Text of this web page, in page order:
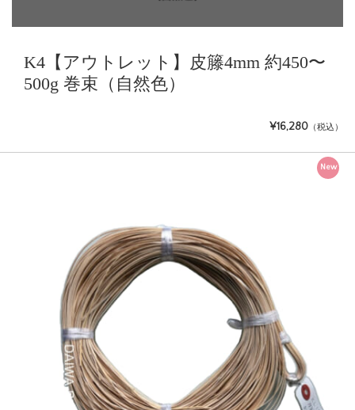
K4【アウトレット】皮籐4mm 約450〜
500g 巻束（自然色）
¥16,280 （税込）
New